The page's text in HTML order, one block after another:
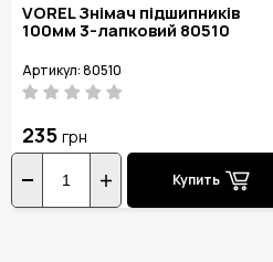
VOREL Знімач підшипників
100мм 3-лапковий 80510
Артикул: 80510
235 грн
Купить